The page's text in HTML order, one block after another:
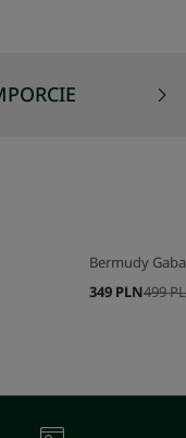
Bermudy
499
349 PLN